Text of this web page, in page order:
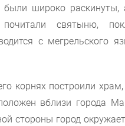
широко
святыню,
с
корнях построили
вблизи города
стороны город